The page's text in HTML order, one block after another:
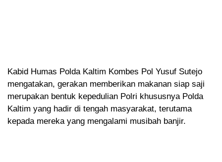
Kabid Humas Polda Kaltim Kombes Pol Yusuf Sutejo
mengatakan, gerakan memberikan makanan siap saji
merupakan bentuk kepedulian Polri khususnya Polda
Kaltim yang hadir di tengah masyarakat, terutama
kepada mereka yang mengalami musibah banjir.